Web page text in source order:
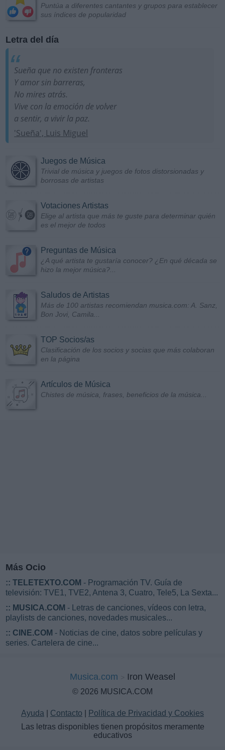
Puntúa a diferentes cantantes y grupos para establecer
sus índices de popularidad
Letra del día
Sueña que no existen fronteras
Y amor sin barreras,
No mires atrás.
Vive con la emoción de volver
a sentir, a vivir la paz.
'Sueña', Luis Miguel
Juegos de Música
Trivial de música y juegos de fotos distorsionadas y
borrosas de artistas
Votaciones Artistas
Elige al artista que más te guste para determinar quién
es el mejor de todos
Preguntas de Música
¿A qué artista te gustaría conocer? ¿En qué década se
hizo la mejor música?...
Saludos de Artistas
Más de 100 artistas recomiendan musica.com: A. Sanz,
Bon Jovi, Camila...
TOP Socios/as
Clasificación de los socios y socias que más colaboran
en la página
Artículos de Música
Chistes de música, frases, beneficios de la música...
Más Ocio
:: TELETEXTO.COM - Programación TV. Guía de
televisión: TVE1, TVE2, Antena 3, Cuatro, Tele5, La Sexta...
:: MUSICA.COM - Letras de canciones, vídeos con letra,
playlists de canciones, novedades musicales...
:: CINE.COM - Noticias de cine, datos sobre películas y
series. Cartelera de cine...
Musica.com Iron Weasel
© 2026 MUSICA.COM
Ayuda Contacto
Política de Privacidad y Cookies
Las letras disponibles tienen propósitos meramente
educativos